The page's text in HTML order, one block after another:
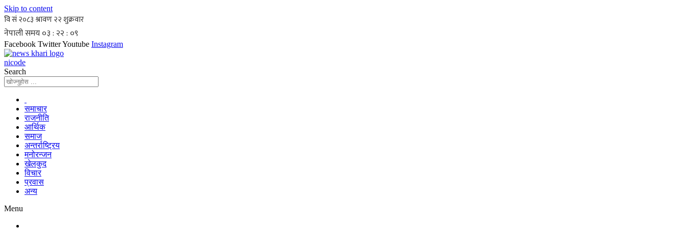
Skip to content
Facebook TwitterYoutube Instagram
nicode
Search
समाचार
राजनीति
आर्थिक
समाज
अन्तर्राष्ट्रिय
मनोरन्जन
खेलकुद
विचार
प्रवास
अन्य
Menu